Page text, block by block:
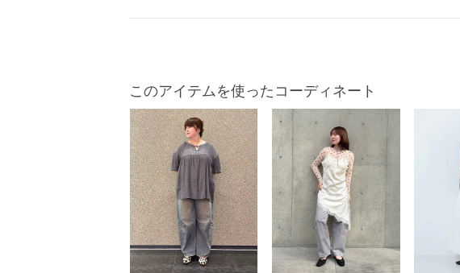
このアイテムを使ったコーディネート